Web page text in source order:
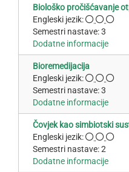
Biološko pročišćavanje
Engleski jezik:
Semestri nastave: 3
Dodatne informacije
Bioremedijacija
Engleski jezik:
Semestri nastave: 3
Dodatne informacije
Čovjek kao simbiotski
Engleski jezik:
Semestri nastave: 2
Dodatne informacije